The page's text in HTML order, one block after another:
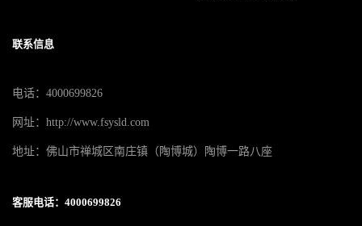
联系信息
电话：4000699826
网址：http://www.fsysld.com
地址：佛山市禅城区南庄镇（陶博城）陶博一路八座
客服电话：4000699826